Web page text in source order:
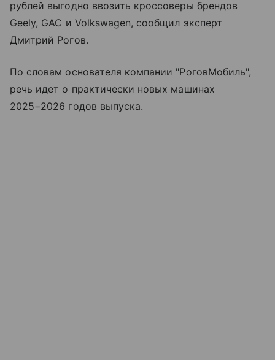
рублей выгодно ввозить кроссоверы брендов
Geely, GAC и Volkswagen, сообщил эксперт
Дмитрий Рогов.
По словам основателя компании "РоговМобиль",
речь идет о практически новых машинах
2025−2026 годов выпуска.